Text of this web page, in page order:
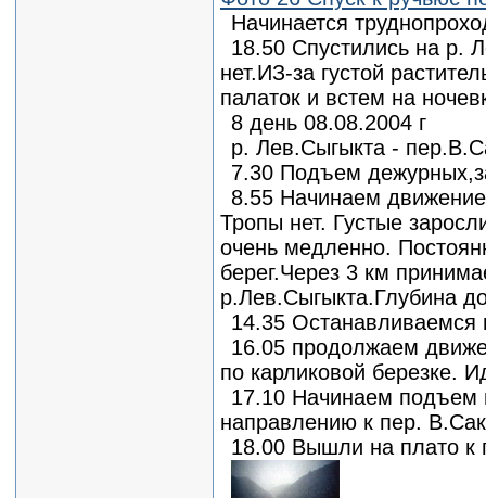
Начинается
18.50 Спустились на р.
нет.ИЗ-за густой
палаток и встем на
8 день 08.08.2004 г
р. Лев.Сыгыкта -
7.30 Подъем
8.55 Начинаем
Тропы нет. Густые
очень медленно.
берег.Через 3 км
р.Лев.Сыгыкта.Глубина
14.35 Останавливаемся
16.05 продолжаем
по карликовой березке.
17.10 Начинаем подъем
направлению к пер.
18.00 Вышли на плато к